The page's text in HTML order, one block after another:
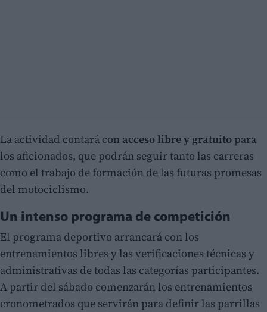
La actividad contará con acceso libre y gratuito para
los aficionados, que podrán seguir tanto las carreras
como el trabajo de formación de las futuras promesas
del motociclismo.
Un intenso programa de competición
El programa deportivo arrancará con los
entrenamientos libres y las verificaciones técnicas y
administrativas de todas las categorías participantes.
A partir del sábado comenzarán los entrenamientos
cronometrados que servirán para definir las parrillas